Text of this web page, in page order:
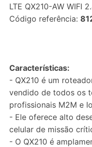
LTE QX210-AW WIFI
Código referência:
Características:
- QX210 é um
vendido de todos os
profissionais M2M e
- Ele oferece alto
celular de missão
- O QX210 é